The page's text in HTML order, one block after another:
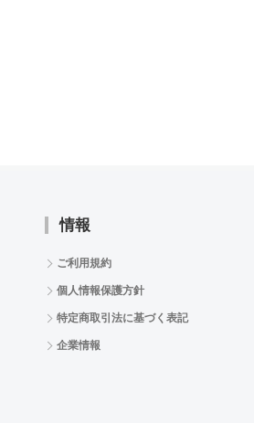
情報
ご利用規約
個人情報保護方針
特定商取引法に基づく表記
企業情報